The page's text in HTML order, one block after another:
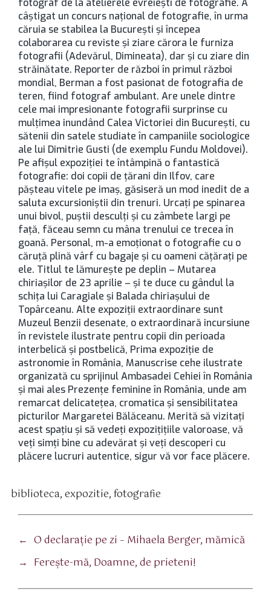
fotograf de la atelierele evreieşti de fotografie. A
câştigat un concurs naţional de fotografie, în urma
căruia se stabilea la Bucureşti şi începea
colaborarea cu reviste şi ziare cărora le furniza
fotografii (Adevărul, Dimineata), dar şi cu ziare din
străinătate. Reporter de război în primul război
mondial, Berman a fost pasionat de fotografia de
teren, fiind fotograf ambulant. Are unele dintre
cele mai impresionante fotografii surprinse cu
mulţimea inundând Calea Victoriei din Bucureşti, cu
sătenii din satele studiate în campaniile sociologice
ale lui Dimitrie Gusti (de exemplu Fundu Moldovei).
Pe afişul expoziţiei te întâmpină o fantastică
fotografie: doi copii de ţărani din Ilfov, care
păşteau vitele pe imaş, găsiseră un mod inedit de a
saluta excursioniştii din trenuri. Urcaţi pe spinarea
unui bivol, puştii desculţi şi cu zâmbete largi pe
faţă, făceau semn cu mâna trenului ce trecea în
goană. Personal, m-a emoţionat o fotografie cu o
căruţă plină vârf cu bagaje şi cu oameni căţăraţi pe
ele. Titlul te lămureşte pe deplin – Mutarea
chiriaşilor de 23 aprilie – şi te duce cu gândul la
schiţa lui Caragiale şi Balada chiriaşului de
Topârceanu. Alte expoziţii extraordinare sunt
Muzeul Benzii desenate, o extraordinară incursiune
în revistele ilustrate pentru copii din perioada
interbelică şi postbelică, Prima expoziţie de
astronomie în România, Manuscrise cehe ilustrate
organizată cu sprijinul Ambasadei Cehiei în România
şi mai ales Prezenţe feminine în România, unde am
remarcat delicateţea, cromatica şi sensibilitatea
picturilor Margaretei Bălăceanu. Merită să vizitaţi
acest spaţiu şi să vedeţi expoziţiţiile valoroase, vă
veţi simţi bine cu adevărat şi veţi descoperi cu
plăcere lucruri autentice, sigur vă vor face plăcere.
biblioteca,expozitie,fotografie
← O declaraţie pe zi – Mihaela Berger, mămică
→ Ferește-mă, Doamne, de prieteni!